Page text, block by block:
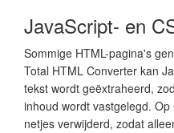
JavaScript- en
Sommige HTML-pagina's
Total HTML Converter kan
tekst wordt geëxtraheerd,
inhoud wordt vastgelegd.
netjes verwijderd, zodat